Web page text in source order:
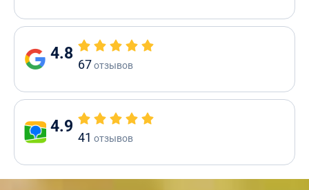
4.8
67отзывов
4.9
41 отзывов